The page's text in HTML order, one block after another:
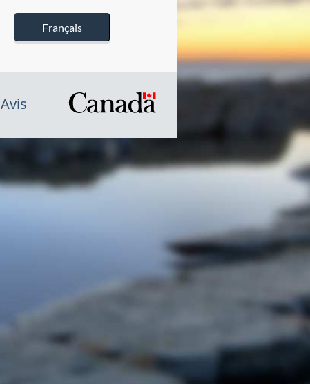
Français
Avis
/
Symbole
gouvernement